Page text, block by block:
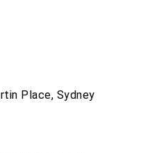
Place, Sydney